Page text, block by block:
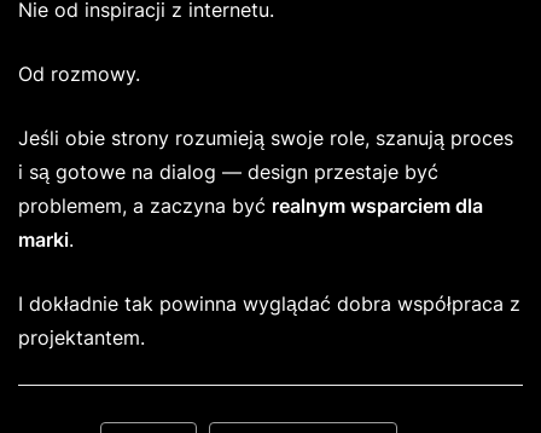
Nie od inspiracji z internetu.
Od rozmowy.
Jeśli obie strony rozumieją swoje role, szanują proces
i są gotowe na dialog — design przestaje być
problemem, a zaczyna być realnym wsparciem dla
marki.
I dokładnie tak powinna wyglądać dobra współpraca z
projektantem.